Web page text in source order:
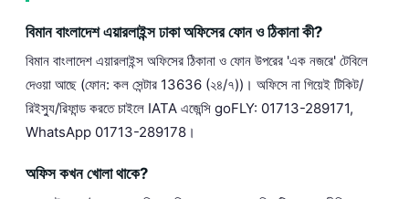
বিমান বাংলাদেশ এয়ারলাইন্স ঢাকা অফিসের ফোন ও ঠিকানা কী?
বিমান বাংলাদেশ এয়ারলাইন্স অফিসের ঠিকানা ও ফোন উপরের 'এক নজরে' টেবিলে
দেওয়া আছে (ফোন: কল সেন্টার 13636 (২৪/৭))। অফিসে না গিয়েই টিকিট/
রিইস্যু/রিফান্ড করতে চাইলে IATA এজেন্সি goFLY: 01713-289171,
WhatsApp 01713-289178।
অফিস কখন খোলা থাকে?